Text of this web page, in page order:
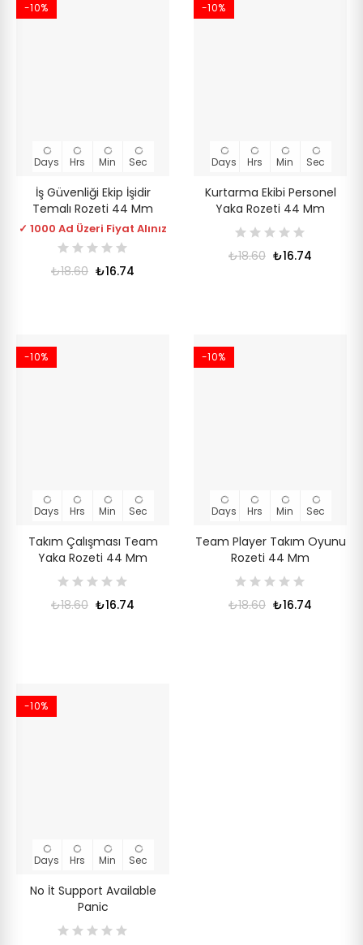
-10%
Days Hrs Min Sec
İş Güvenliği Ekip İşidir
Temalı Rozeti 44 Mm
✓ 1000 Ad Üzeri Fiyat Alınız
₺18.60 ₺16.74
-10%
Days Hrs Min Sec
Kurtarma Ekibi Personel
Yaka Rozeti 44 Mm
₺18.60 ₺16.74
-10%
Days Hrs Min Sec
Takım Çalışması Team
Yaka Rozeti 44 Mm
₺18.60 ₺16.74
-10%
Days Hrs Min Sec
Team Player Takım Oyunu
Rozeti 44 Mm
₺18.60 ₺16.74
-10%
Days Hrs Min Sec
No İt Support Available
Panic